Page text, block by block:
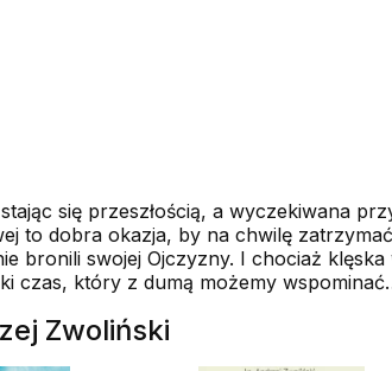
się przeszłością, a wyczekiwana
to dobra okazja, by na chwilę
bronili swojej Ojczyzny. I chociaż
czas, który z dumą możemy
Zwoliński